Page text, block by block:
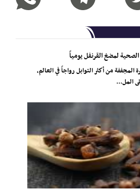
الصحية لمضغ القرنفل يومياً
المجففة من أكثر التوابل رواجاً في العالم،
المل...